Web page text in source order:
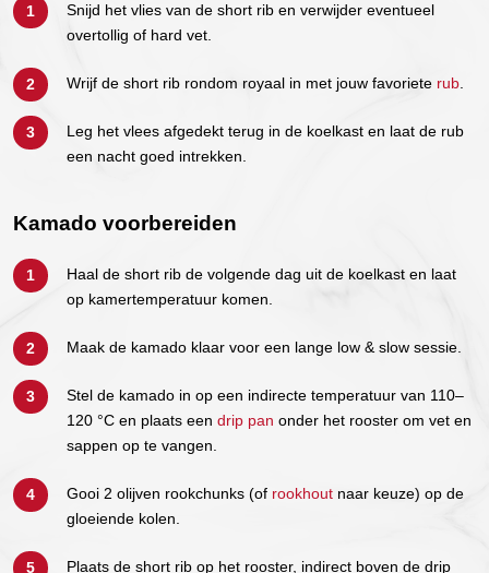
Snijd het vlies van de short rib en verwijder eventueel
overtollig of hard vet.
Wrijf de short rib rondom royaal in met jouw favoriete rub.
Leg het vlees afgedekt terug in de koelkast en laat de rub
een nacht goed intrekken.
Kamado voorbereiden
Haal de short rib de volgende dag uit de koelkast en laat
op kamertemperatuur komen.
Maak de kamado klaar voor een lange low & slow sessie.
Stel de kamado in op een indirecte temperatuur van 110–
120 °C en plaats een drip pan onder het rooster om vet en
sappen op te vangen.
Gooi 2 olijven rookchunks (of rookhout naar keuze) op de
gloeiende kolen.
Plaats de short rib op het rooster, indirect boven de drip